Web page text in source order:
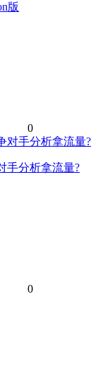
版
0
手分析拿流量?
0